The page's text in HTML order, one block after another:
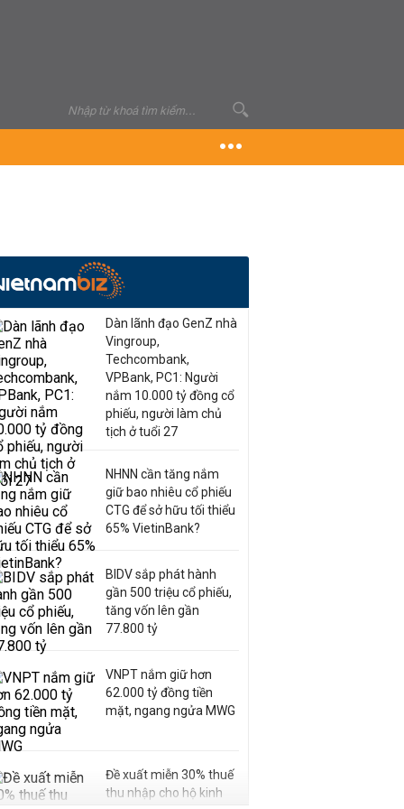
Dàn lãnh đạo GenZ nhà
Vingroup,
Techcombank,
VPBank, PC1: Người
nắm 10.000 tỷ đồng cổ
phiếu, người làm chủ
tịch ở tuổi 27
NHNN cần tăng nắm
giữ bao nhiêu cổ phiếu
CTG để sở hữu tối thiểu
65% VietinBank?
BIDV sắp phát hành
gần 500 triệu cổ phiếu,
tăng vốn lên gần
77.800 tỷ
VNPT nắm giữ hơn
62.000 tỷ đồng tiền
mặt, ngang ngửa MWG
Đề xuất miễn 30% thuế
thu nhập cho hộ kinh